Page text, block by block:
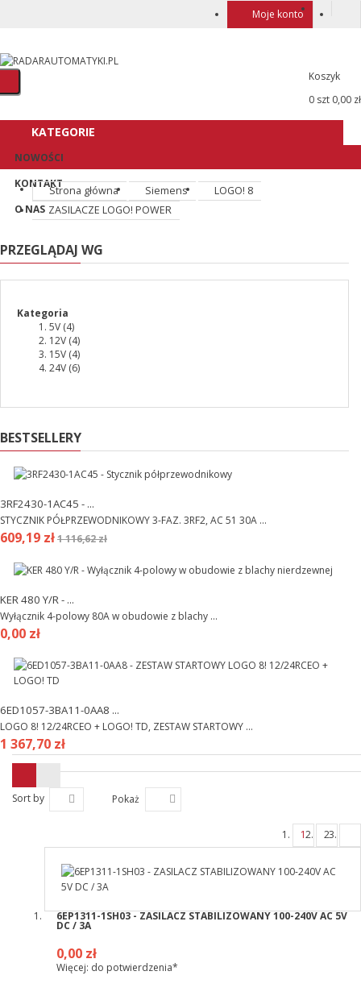
Moje konto
Koszyk
0 szt 0,00 zł
KATEGORIE
NOWOŚCI
KONTAKT
O NAS
Strona główna Siemens
LOGO! 8
ZASILACZE LOGO! POWER
PRZEGLĄDAJ WG
Kategoria
5V (4)
12V (4)
15V (4)
24V (6)
BESTSELLERY
3RF2430-1AC45 - ...
STYCZNIK PÓŁPRZEWODNIKOWY 3-FAZ. 3RF2, AC 51 30A ...
609,19 zł1 116,62 zł
KER 480 Y/R - ...
Wyłącznik 4-polowy 80A w obudowie z blachy ...
0,00 zł
6ED1057-3BA11-0AA8 ...
LOGO 8! 12/24RCEO + LOGO! TD, ZESTAW STARTOWY ...
1 367,70 zł
Sort by Pokaż
1 2
6EP1311-1SH03 - ZASILACZ STABILIZOWANY 100-240V AC 5V
DC / 3A
0,00 zł
Więcej: do potwierdzenia*